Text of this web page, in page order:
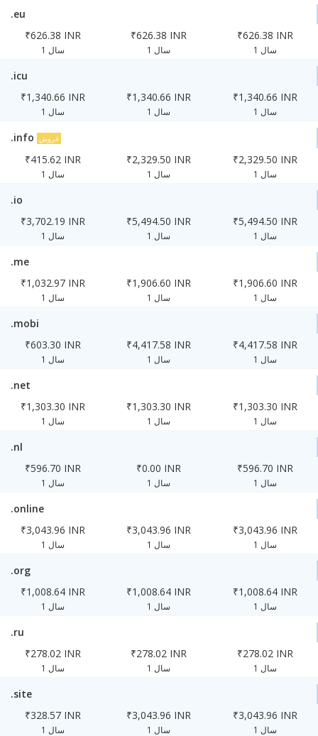
.eu
₹626.38 INR
1 سال
₹626.38 INR
1 سال
₹626.38 INR
1 سال
.icu
₹1,340.66 INR
1 سال
₹1,340.66 INR
1 سال
₹1,340.66 INR
1 سال
.info فروش
₹415.62 INR
1 سال
₹2,329.50 INR
1 سال
₹2,329.50 INR
1 سال
.io
₹3,702.19 INR
1 سال
₹5,494.50 INR
1 سال
₹5,494.50 INR
1 سال
.me
₹1,032.97 INR
1 سال
₹1,906.60 INR
1 سال
₹1,906.60 INR
1 سال
.mobi
₹603.30 INR
1 سال
₹4,417.58 INR
1 سال
₹4,417.58 INR
1 سال
.net
₹1,303.30 INR
1 سال
₹1,303.30 INR
1 سال
₹1,303.30 INR
1 سال
.nl
₹596.70 INR
1 سال
₹0.00 INR
1 سال
₹596.70 INR
1 سال
.online
₹3,043.96 INR
1 سال
₹3,043.96 INR
1 سال
₹3,043.96 INR
1 سال
.org
₹1,008.64 INR
1 سال
₹1,008.64 INR
1 سال
₹1,008.64 INR
1 سال
.ru
₹278.02 INR
1 سال
₹278.02 INR
1 سال
₹278.02 INR
1 سال
.site
₹328.57 INR
1 سال
₹3,043.96 INR
1 سال
₹3,043.96 INR
1 سال